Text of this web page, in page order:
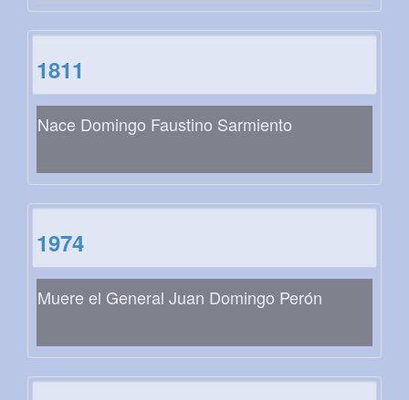
1811
Nace Domingo Faustino Sarmiento
1974
Muere el General Juan Domingo Perón